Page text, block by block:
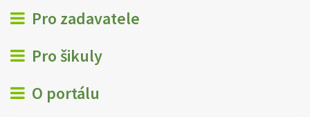
Pro zadavatele
Pro šikuly
O portálu